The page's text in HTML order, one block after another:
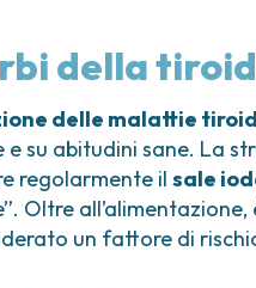
della
delle malattie
e su abitudini sane. La
regolarmente il sale
Oltre
un fattore di